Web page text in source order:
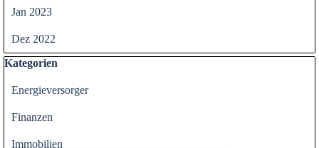
Jan 2023
Dez 2022
Block überspringen Kategorien
Kategorien
Energieversorger
Finanzen
Immobilien